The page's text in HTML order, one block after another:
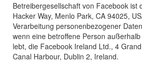
Betreibergesellschaft von Facebook ist
Hacker Way, Menlo Park, CA 94025,
Verarbeitung personenbezogener
wenn eine betroffene Person
lebt, die Facebook Ireland Ltd., 4
Canal Harbour, Dublin 2, Ireland.